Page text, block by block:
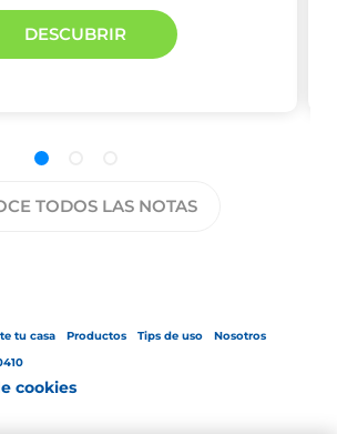
DESCUBRIR
TODOS LAS NOTAS
tu casa Productos Tips de uso
Nosotros
cookies